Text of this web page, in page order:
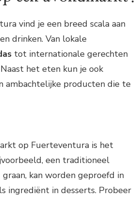
vind je een breed scala aan
drinken. Van lokale
tot internationale gerechten
het eten kun je ook
ambachtelijke producten die te
op Fuerteventura is het
een traditioneel
kan worden geproefd in
ingrediënt in desserts. Probeer